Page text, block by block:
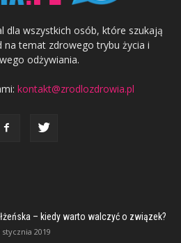
dla wszystkich osób, które szukają
na temat zdrowego trybu życia i
odżywiania.
kontakt@zrodlozdrowia.pl
– kiedy warto walczyć o związek?
stycznia 2019